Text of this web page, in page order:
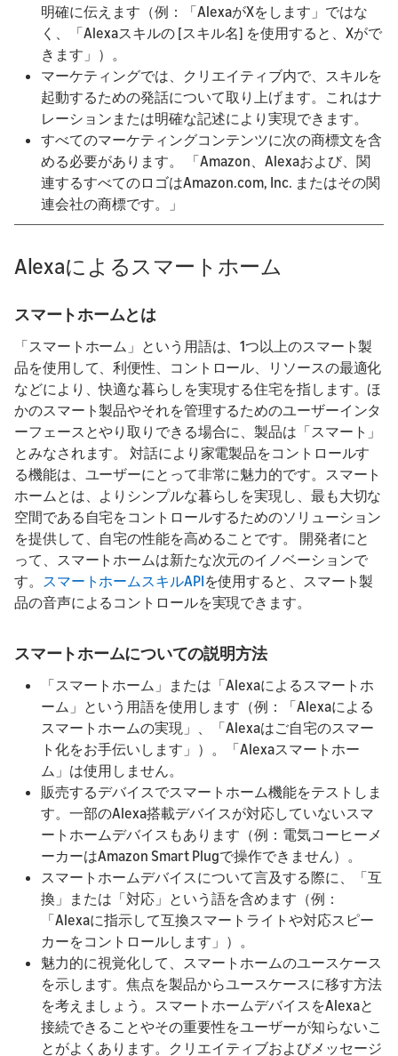
明確に伝えます（例：「AlexaがXをします」ではな
く、「Alexaスキルの [スキル名] を使用すると、Xがで
きます」）。
マーケティングでは、クリエイティブ内で、スキルを
起動するための発話について取り上げます。これはナ
レーションまたは明確な記述により実現できます。
すべてのマーケティングコンテンツに次の商標文を含
める必要があります。 「Amazon、Alexaおよび、関
連するすべてのロゴはAmazon.com, Inc. またはその関
連会社の商標です。」
Alexaによるスマートホーム
スマートホームとは
「スマートホーム」という用語は、1つ以上のスマート製
品を使用して、利便性、コントロール、リソースの最適化
などにより、快適な暮らしを実現する住宅を指します。ほ
かのスマート製品やそれを管理するためのユーザーインタ
ーフェースとやり取りできる場合に、製品は「スマート」
とみなされます。 対話により家電製品をコントロールす
る機能は、ユーザーにとって非常に魅力的です。スマート
ホームとは、よりシンプルな暮らしを実現し、最も大切な
空間である自宅をコントロールするためのソリューション
を提供して、自宅の性能を高めることです。 開発者にと
って、スマートホームは新たな次元のイノベーションで
す。
スマートホームスキルAPIを使用すると、スマート製
品の音声によるコントロールを実現できます。
スマートホームについての説明方法
「スマートホーム」または「Alexaによるスマートホ
ーム」という用語を使用します（例：「Alexaによる
スマートホームの実現」、「Alexaはご自宅のスマー
ト化をお手伝いします」）。「Alexaスマートホー
ム」は使用しません。
販売するデバイスでスマートホーム機能をテストしま
す。一部のAlexa搭載デバイスが対応していないスマ
ートホームデバイスもあります（例：電気コーヒーメ
ーカーはAmazon Smart Plugで操作できません）。
スマートホームデバイスについて言及する際に、「互
換」または「対応」という語を含めます（例：
「Alexaに指示して互換スマートライトや対応スピー
カーをコントロールします」）。
魅力的に視覚化して、スマートホームのユースケース
を示します。焦点を製品からユースケースに移す方法
を考えましょう。スマートホームデバイスをAlexaと
接続できることやその重要性をユーザーが知らないこ
とがよくあります。クリエイティブおよびメッセージ